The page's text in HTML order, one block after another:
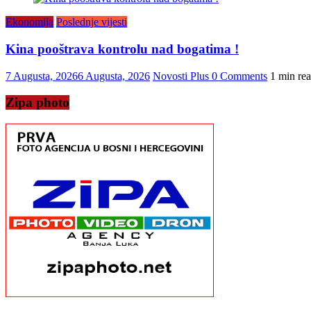
Ekonomija Poslednje vijesti
Kina pooštrava kontrolu nad bogatima !
7 Augusta, 20266 Augusta, 2026 Novosti Plus 0 Comments 1 min
Zipa photo